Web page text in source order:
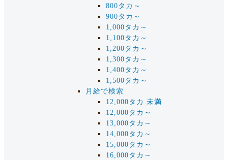
800タカ～
900タカ～
1,000タカ～
1,100タカ～
1,200タカ～
1,300タカ～
1,400タカ～
1,500タカ～
月給で検索
12,000タカ 未満
12,000タカ～
13,000タカ～
14,000タカ～
15,000タカ～
16,000タカ～